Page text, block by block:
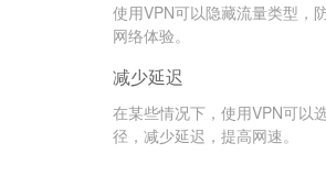
使用VPN可以隐藏流量类型，
网络体验。
减少延迟
在某些情况下，使用VPN可以
径，减少延迟，提高网速。